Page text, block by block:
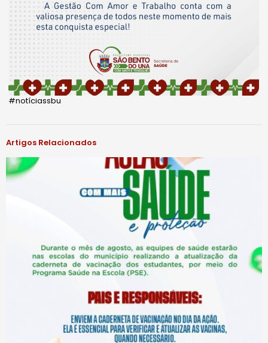
#notíciassbu
Artigos Relacionados